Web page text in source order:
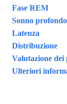
Fase REM
Sonno profondo
Latenza
Distribuzione
Valutazione dei
Ulteriori